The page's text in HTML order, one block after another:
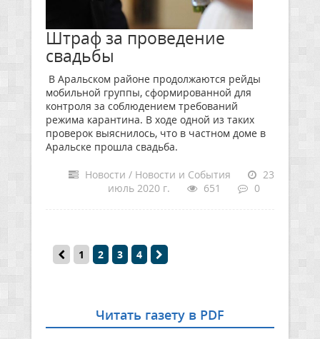
Штраф за проведение
свадьбы
В Аральском районе продолжаются рейды
мобильной группы, сформированной для
контроля за соблюдением требований
режима карантина. В ходе одной из таких
проверок выяснилось, что в частном доме в
Аральске прошла свадьба.
Новости / Новости и События
23
июль 2020 г.
651 0
1 2 3 4
Читать газету в PDF